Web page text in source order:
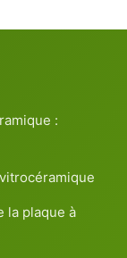
:
la plaque à